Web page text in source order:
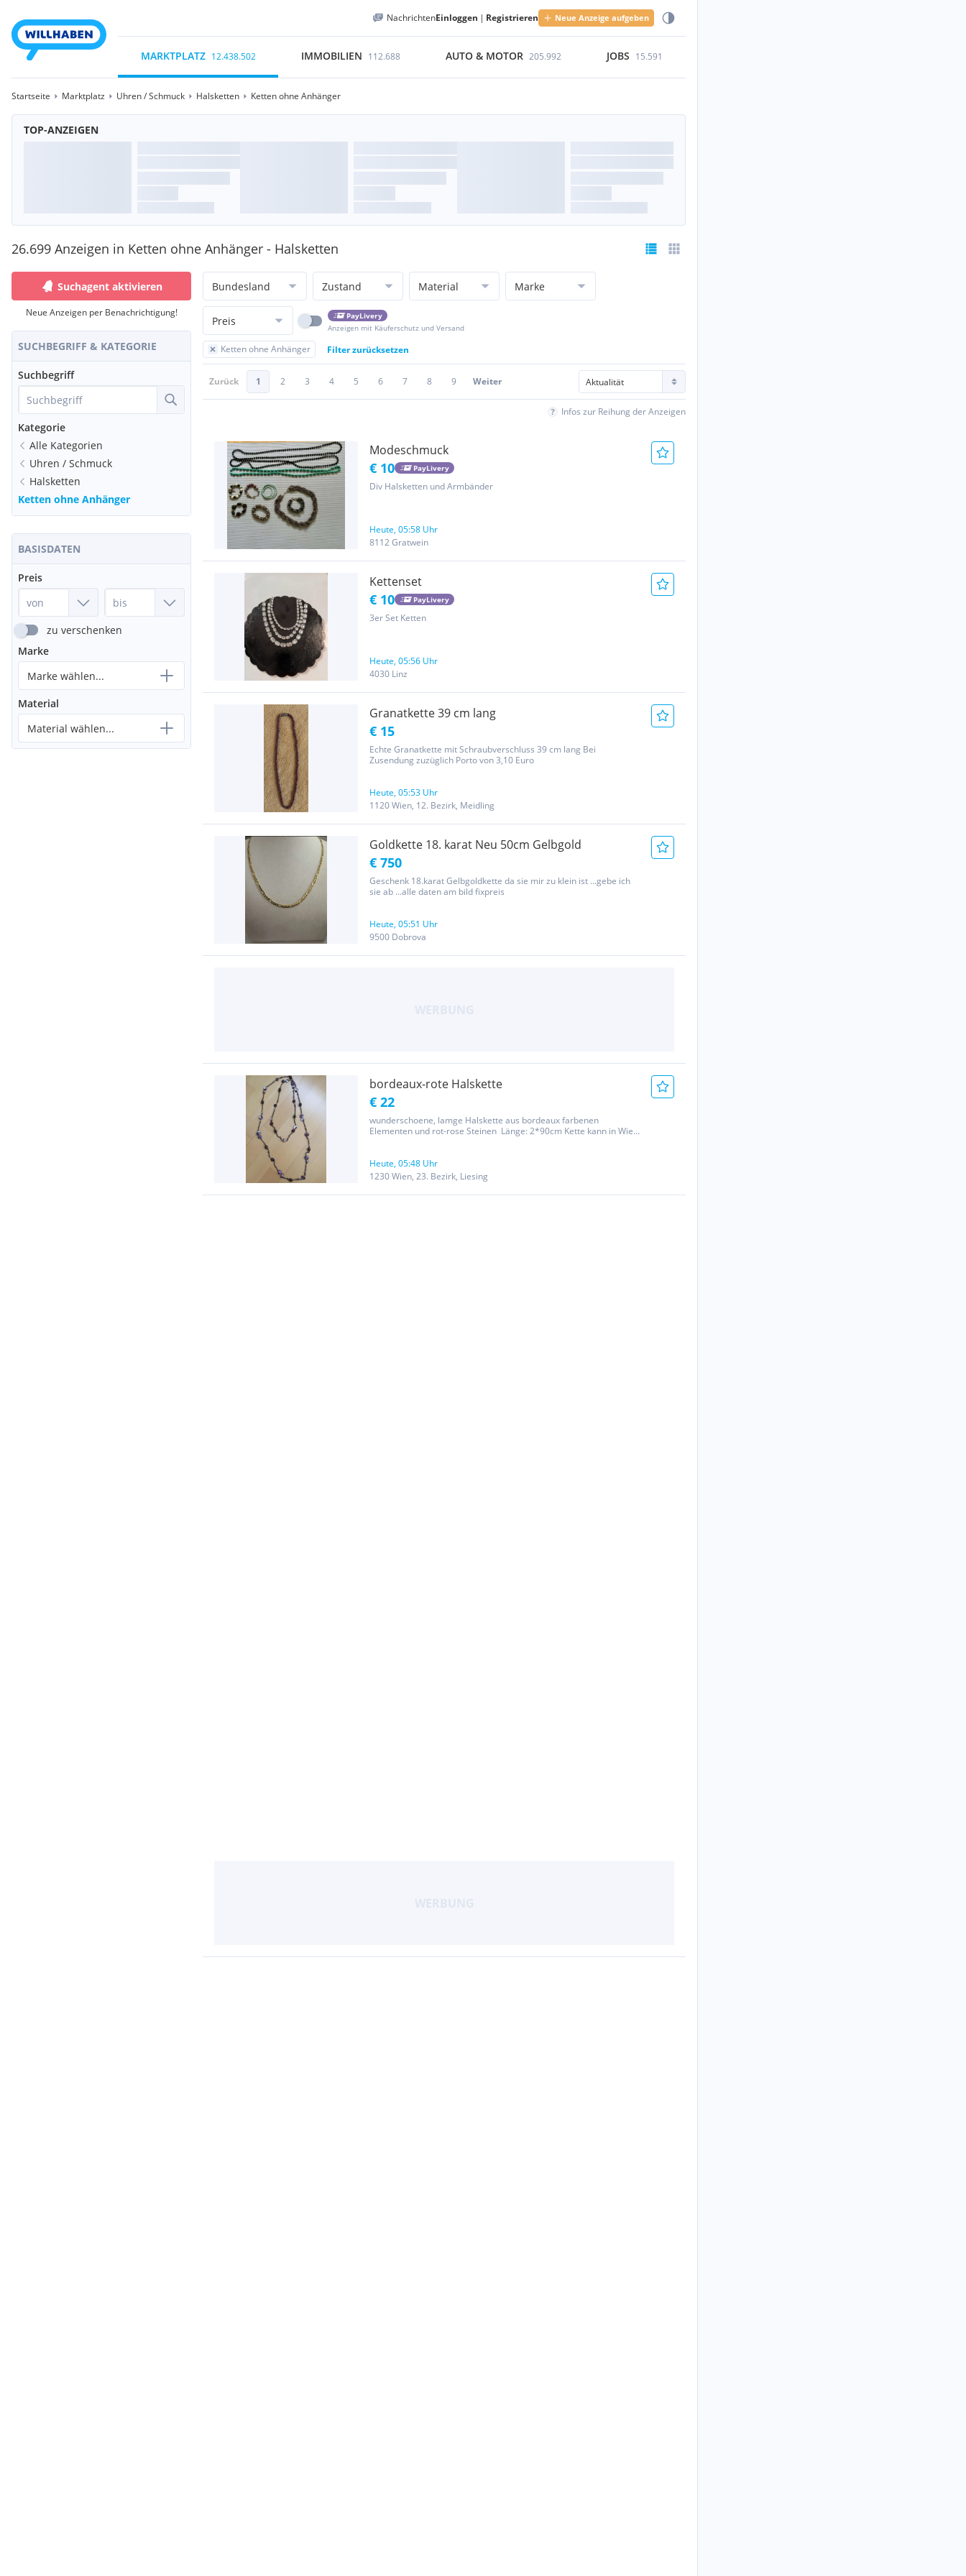
NachrichtenEinloggen | Registrieren Neue Anzeige aufgeben
MARKTPLATZ 12.438.502 IMMOBILIEN 112.688 AUTO & MOTOR 205.992 JOBS 15.591
Startseite Marktplatz Uhren / Schmuck Halsketten Ketten ohne Anhänger
TOP-ANZEIGEN
26.699 Anzeigen in Ketten ohne Anhänger - Halsketten
Suchagent aktivieren
Neue Anzeigen per Benachrichtigung!
SUCHBEGRIFF & KATEGORIE
Suchbegriff
Kategorie
Alle Kategorien
Uhren / Schmuck
Halsketten
Ketten ohne Anhänger
BASISDATEN
Preis
zu verschenken
Marke
Marke wählen...
Material
Material wählen...
Bundesland Zustand Material Marke
Preis
PayLivery
Anzeigen mit Käuferschutz und Versand
Ketten ohne Anhänger Filter zurücksetzen
Zurück 1 2 3 4 5 6 7 8 9 Weiter
Infos zur Reihung der Anzeigen
Modeschmuck
€ 10 PayLivery
Div Halsketten und Armbänder
Heute, 05:58 Uhr
8112 Gratwein
Kettenset
€ 10 PayLivery
3er Set Ketten
Heute, 05:56 Uhr
4030 Linz
Granatkette 39 cm lang
€ 15
Echte Granatkette mit Schraubverschluss 39 cm lang Bei
Zusendung zuzüglich Porto von 3,10 Euro
Heute, 05:53 Uhr
1120 Wien, 12. Bezirk, Meidling
Goldkette 18. karat Neu 50cm Gelbgold
€ 750
Geschenk 18.karat Gelbgoldkette da sie mir zu klein ist ...gebe ich
sie ab ...alle daten am bild fixpreis
Heute, 05:51 Uhr
9500 Dobrova
bordeaux-rote Halskette
€ 22
wunderschoene, lamge Halskette aus bordeaux farbenen
Elementen und rot-rose Steinen Länge: 2*90cm Kette kann in Wien,
jeglicher Gewährleistung,...
Heute, 05:48 Uhr
1230 Wien, 23. Bezirk, Liesing